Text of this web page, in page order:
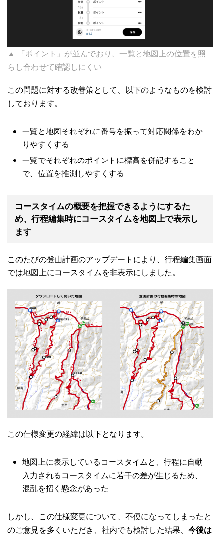
▲ 「ポイント」が並んでおり、一覧と地図上の位置を照
らし合わせて確認しにくい
この問題に対する改善策として、以下のようなものを検討
しております。
一覧と地図それぞれに番号を振って対応関係をわか
りやすくする
一覧でそれぞれのポイントに標高を併記すること
で、位置を推測しやすくする
コースタイムの概要を把握できるようにするた
め、行程編集時にコースタイムを地図上で表示し
ます
このたびの登山計画のアップデートにより、行程編集画面
では地図上にコースタイムを非表示にしました。
この仕様変更の経緯は以下となります。
地図上に表示しているコースタイムと、行程に自動
入力されるコースタイムに若干の差が生じるため、
混乱を招く懸念があった
しかし、この仕様変更について、不便になってしまったと
のご意見を多くいただき、社内でも検討した結果、 今後は